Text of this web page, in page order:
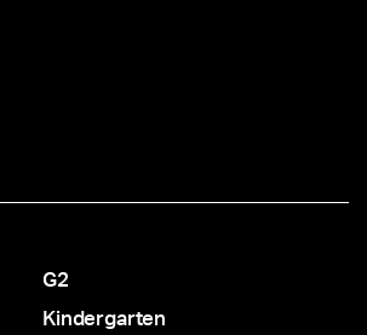
G2
Kindergarten